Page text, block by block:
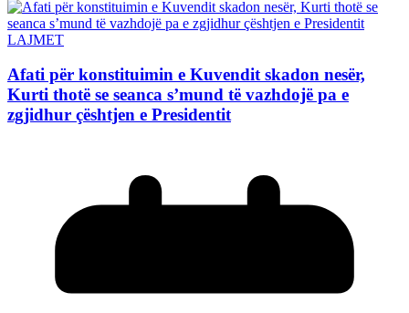
LAJMET
Afati për konstituimin e Kuvendit skadon nesër,
Kurti thotë se seanca s’mund të vazhdojë pa e
zgjidhur çështjen e Presidentit